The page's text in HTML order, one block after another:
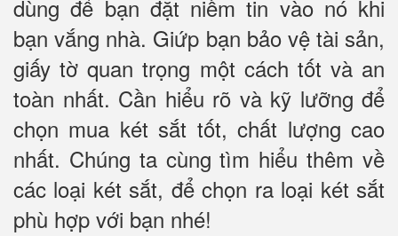
dùng để bạn đặt niềm tin vào nó khi
bạn vắng nhà. Giứp bạn bảo vệ tài sản,
giấy tờ quan trọng một cách tốt và an
toàn nhất. Cần hiểu rõ và kỹ lưỡng để
chọn mua két sắt tốt, chất lượng cao
nhất. Chúng ta cùng tìm hiểu thêm về
các loại két sắt, để chọn ra loại két sắt
phù hợp với bạn nhé!